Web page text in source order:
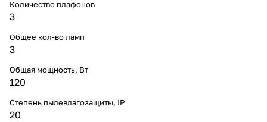
Количество плафонов
3
Общее кол-во ламп
3
Общая мощность, Вт
120
Степень пылевлагозащиты, IP
20